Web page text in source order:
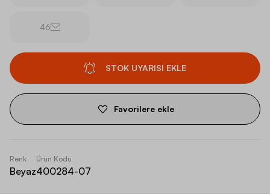
46
STOK UYARISI EKLE
Favorilere ekle
Renk
Beyaz
Ürün Kodu
400284-07